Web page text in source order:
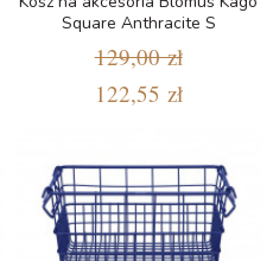
Square Anthracite S
129,00 zł
122,55 zł